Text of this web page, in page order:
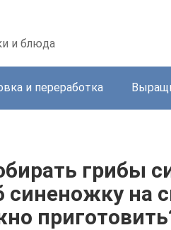
и блюда
и переработка
грибы
синеножку на